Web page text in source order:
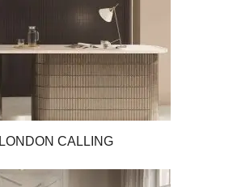
LONDON CALLING